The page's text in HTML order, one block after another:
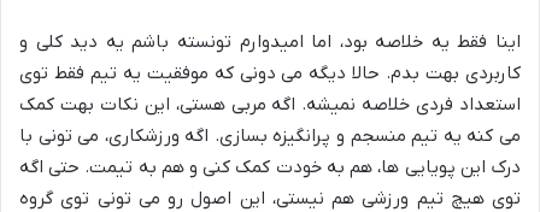
اینا فقط یه خلاصه بود، اما امیدوارم تونسته باشم یه دید کلی و
کاربردی بهت بدم. حالا دیگه می دونی که موفقیت یه تیم فقط توی
استعداد فردی خلاصه نمیشه. اگه مربی هستی، این نکات بهت کمک
می کنه یه تیم منسجم و پرانگیزه بسازی. اگه ورزشکاری، می تونی با
درک این پویایی ها، هم به خودت کمک کنی و هم به تیمت. حتی اگه
توی هیچ تیم ورزشی هم نیستی، این اصول رو می تونی توی گروه